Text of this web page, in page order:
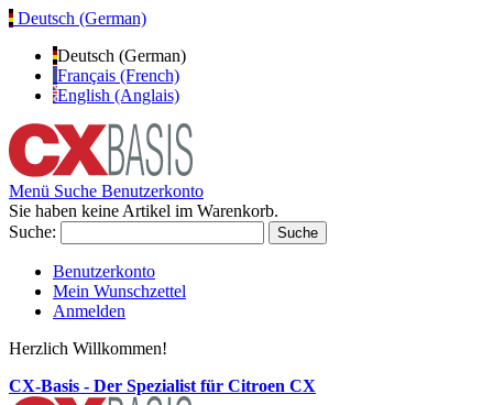
Deutsch (German)
Deutsch (German)
Français (French)
English (Anglais)
Menü Suche Benutzerkonto
Sie haben keine Artikel im Warenkorb.
Suche:
Suche
Benutzerkonto
Mein Wunschzettel
Anmelden
Herzlich Willkommen!
CX-Basis - Der Spezialist für Citroen CX